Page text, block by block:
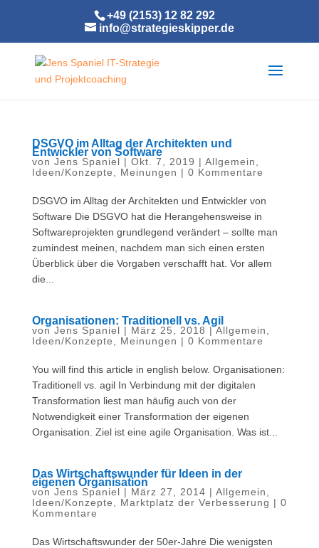
+49 (2153) 12 82 292
info@strategieskipper.de
DSGVO im Alltag der Architekten und
Entwickler von Software
von Jens Spaniel | Okt. 7, 2019 | Allgemein
Ideen/Konzepte
Meinungen | 0 Kommentare
DSGVO im Alltag der Architekten und Entwickler von
Software Die DSGVO hat die Herangehensweise in
Softwareprojekten grundlegend verändert – sollte man
zumindest meinen, nachdem man sich einen ersten
Überblick über die Vorgaben verschafft hat. Vor allem
die...
Organisationen: Traditionell vs. Agil
von Jens Spaniel | März 25, 2018 |Allgemein
Ideen/Konzepte
Meinungen | 0 Kommentare
You will find this article in english below. Organisationen:
Traditionell vs. agil In Verbindung mit der digitalen
Transformation liest man häufig auch von der
Notwendigkeit einer Transformation der eigenen
Organisation. Ziel ist eine agile Organisation. Was ist...
Das Wirtschaftswunder für Ideen in der
eigenen Organisation
von Jens Spaniel | März 27, 2014 | Allgemein
Ideen/Konzepte
Marktplatz der Verbesserung | 0
Kommentare
Das Wirtschaftswunder der 50er-Jahre Die wenigsten